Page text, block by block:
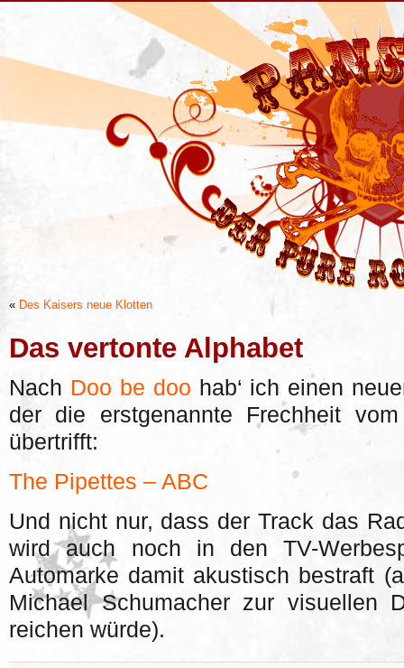
« Des Kaisers neue Klotten
Das vertonte Alphabet
Nach Doo be doo hab‘ ich einen
der die erstgenannte Frechheit
übertrifft:
The Pipettes – ABC
Und nicht nur, dass der Track das
wird auch noch in den TV-
Automarke damit akustisch bestraft
Michael Schumacher zur visuellen
reichen würde).